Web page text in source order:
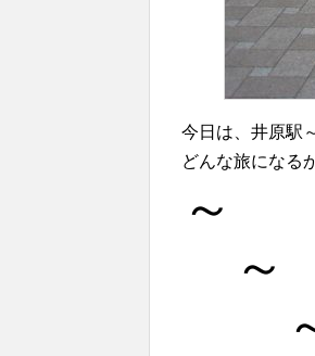
今日は、井原駅
どんな旅になる
～
～